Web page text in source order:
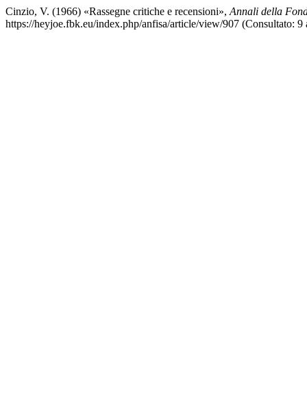
Cinzio, V. (1966) «Rassegne critiche e recensioni», Annali della
https://heyjoe.fbk.eu/index.php/anfisa/article/view/907 (Consultato: 9